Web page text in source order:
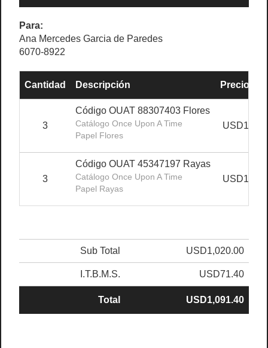
Para:
Ana Mercedes Garcia de Paredes
6070-8922
Cantidad Descripción Precio
3
Código OUAT 88307403 Flores
Catálogo Once Upon A Time
Papel Flores
3
Código OUAT 45347197 Rayas
Catálogo Once Upon A Time
Papel Rayas
Sub Total USD1,020.00
I.T.B.M.S. USD71.40
Total USD1,091.40